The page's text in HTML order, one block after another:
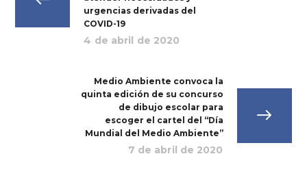
urgencias derivadas del
COVID-19
4 de abril de 2020
Medio Ambiente convoca la
quinta edición de su concurso
de dibujo escolar para
escoger el cartel del “Día
Mundial del Medio Ambiente”
7 de abril de 2020